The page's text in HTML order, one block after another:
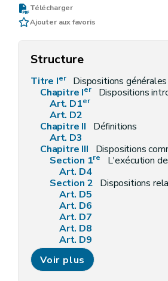
Télécharger
Ajouter aux favoris
Structure
Titre Ier
Dispositions générales
Chapitre Ier
Dispositions
Art. D1er
Art. D2
Chapitre II
Définitions
Art. D3
Chapitre III
Dispositions
Section 1re
L'exécution
Art. D4
Section 2 Dispositions
Art. D5
Art. D6
Art. D7
Art. D8
Art. D9
Art. D10
Section 3
Art. D11
Voir plus